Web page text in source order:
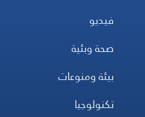
فيديو
صحة وبئية
بيئة ومنوعات
تكنولوجيا